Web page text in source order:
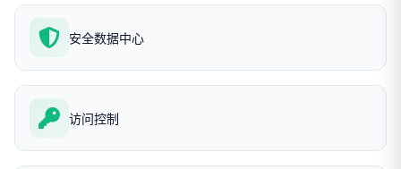
安全数据中心
访问控制